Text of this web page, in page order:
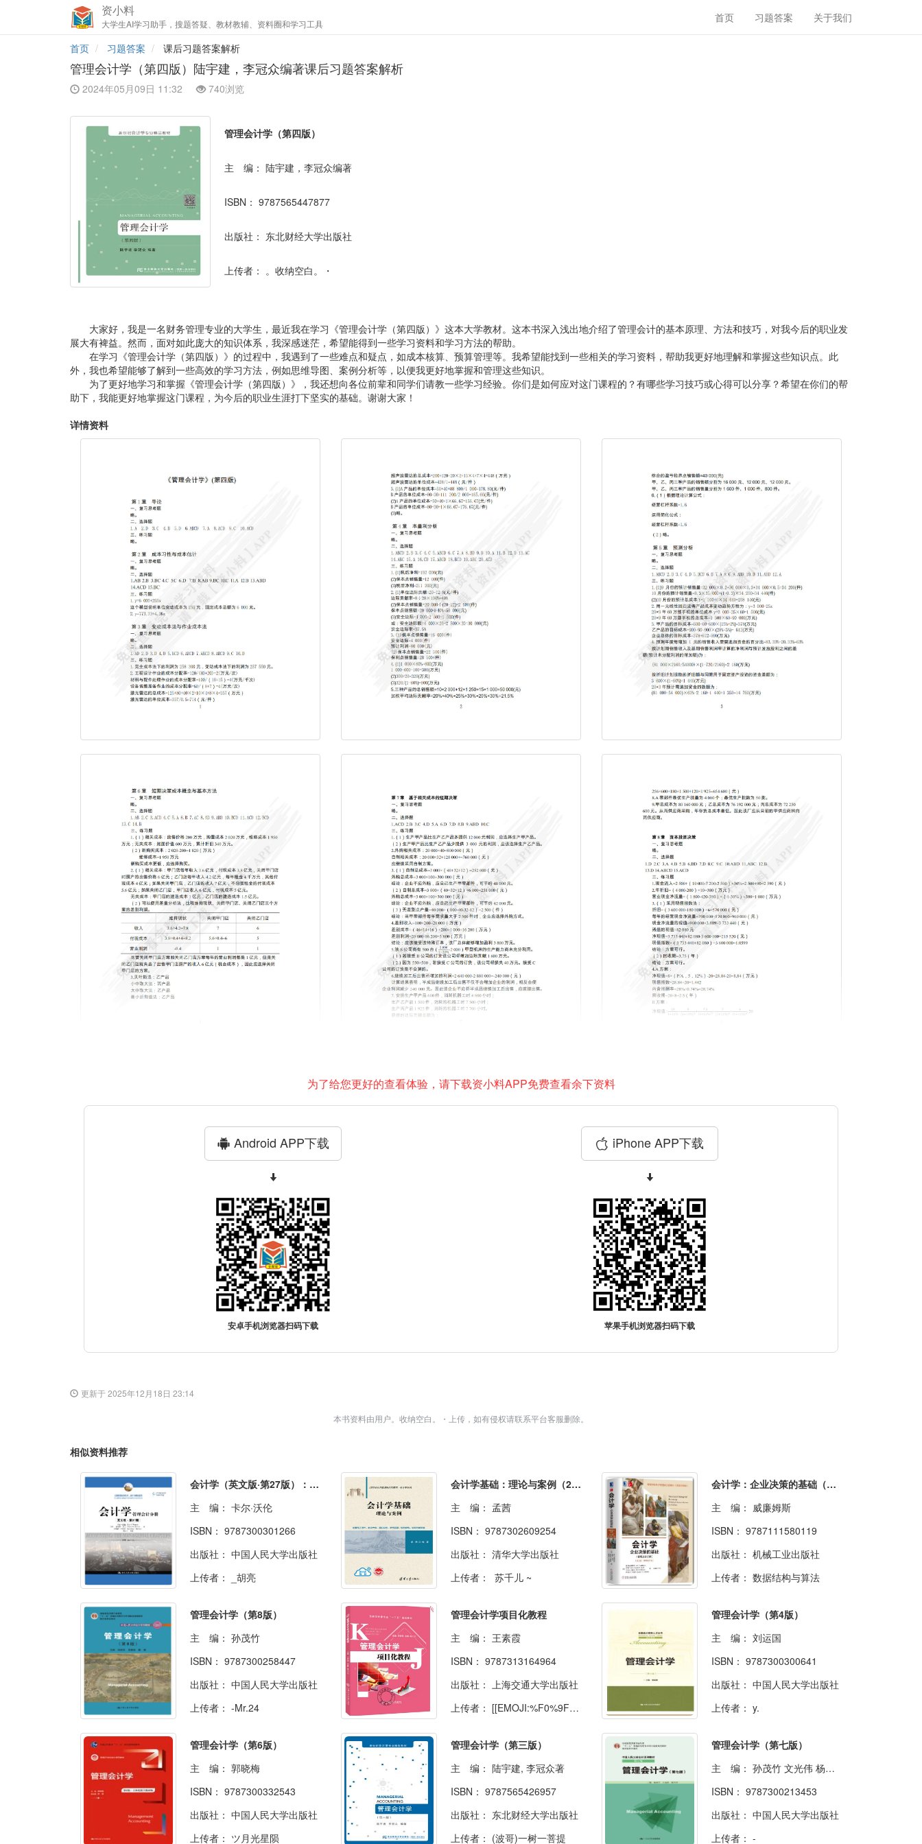
资小料
大学生AI学习助手，搜题答疑、教材教辅、资料圈和学习工具 首页 习题答案 关于我们
首页 习题答案 课后习题答案解析
管理会计学（第四版）陆宇建，李冠众编著课后习题答案解析
2024年05月09日 11:32 740浏览
管理会计学（第四版）
主 编： 陆宇建，李冠众编著
ISBN： 9787565447877
出版社： 东北财经大学出版社
上传者： 。收纳空白。・
大家好，我是一名财务管理专业的大学生，最近我在学习《管理会计学（第四版）》这本大学教材。这本书深入浅出地介绍了管理会计的基本原理、方法和技巧，对我今后的职业发
展大有裨益。然而，面对如此庞大的知识体系，我深感迷茫，希望能得到一些学习资料和学习方法的帮助。
在学习《管理会计学（第四版）》的过程中，我遇到了一些难点和疑点，如成本核算、预算管理等。我希望能找到一些相关的学习资料，帮助我更好地理解和掌握这些知识点。此
外，我也希望能够了解到一些高效的学习方法，例如思维导图、案例分析等，以便我更好地掌握和管理这些知识。
为了更好地学习和掌握《管理会计学（第四版）》，我还想向各位前辈和同学们请教一些学习经验。你们是如何应对这门课程的？有哪些学习技巧或心得可以分享？希望在你们的帮
助下，我能更好地掌握这门课程，为今后的职业生涯打下坚实的基础。谢谢大家！
详情资料
为了给您更好的查看体验，请下载资小料APP免费查看余下资料
Android APP下载
安卓手机浏览器扫码下载
iPhone APP下载
苹果手机浏览器扫码下载
更新于 2025年12月18日 23:14
本书资料由用户。收纳空白。・上传，如有侵权请联系平台客服删除。
相似资料推荐
会计学（英文版·第27版）：管理会计分册
主 编： 卡尔·沃伦
ISBN： 9787300301266
出版社： 中国人民大学出版社
上传者：
_胡亮
会计学基础：理论与案例（21世纪经济管理新形态教材·会计学系列）
主 编： 孟茜
ISBN： 9787302609254
出版社： 清华大学出版社
上传者：
苏千儿 ~
会计学：企业决策的基础（管理会计分册）（英文版·原书第17版）
主 编： 威廉姆斯
ISBN： 9787111580119
出版社： 机械工业出版社
上传者： 数据结构与算法
管理会计学（第8版）
主 编： 孙茂竹
ISBN： 9787300258447
出版社： 中国人民大学出版社
上传者： -Mr.24
管理会计学项目化教程
主 编： 王素霞
ISBN： 9787313164964
出版社：
上海交通大学出版社
上传者： [[EMOJI:%F0%9F%90%BB]]
管理会计学（第4版）
主 编： 刘运国
ISBN： 9787300300641
出版社： 中国人民大学出版社
上传者： y.
管理会计学（第6版）
主 编： 郭晓梅
ISBN： 9787300332543
出版社： 中国人民大学出版社
上传者： ツ月光星陨
管理会计学（第三版）
主 编： 陆宇建, 李冠众著
ISBN： 9787565426957
出版社： 东北财经大学出版社
上传者： (波哥)一树一菩提
管理会计学（第七版）
主 编： 孙茂竹 文光伟 杨万贵
ISBN： 9787300213453
出版社： 中国人民大学出版社
上传者： -